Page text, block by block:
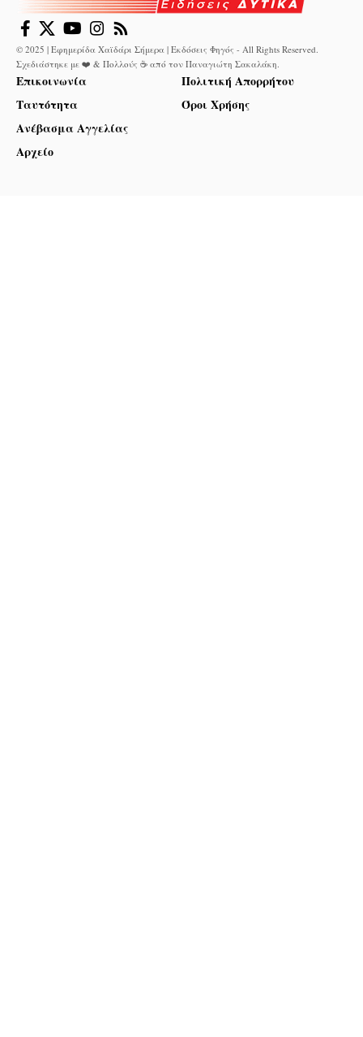
© 2025 | Εφημερίδα Χαϊδάρι Σήμερα | Εκδόσεις Φηγός - All Rights Reserved.
Σχεδιάστηκε με ❤️ & Πολλούς ☕ από τον Παναγιώτη Σακαλάκη
Επικοινωνία
Ταυτότητα
Ανέβασμα Αγγελίας
Αρχείο
Πολιτική Απορρήτου
Όροι Χρήσης